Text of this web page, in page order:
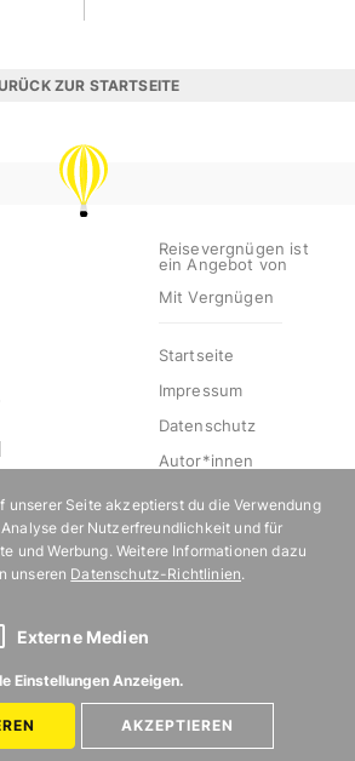
ZUR STARTSEITE
REISEVERGNÜGEN
Reisevergnügen ist
ein Angebot von
Mit Vergnügen
Startseite
Impressum
Datenschutz
Autor*innen
Mediakit
Jobs
Kontakt
unseren Newsletter!
unserer Seite akzeptierst du die Verwendung
der Nutzerfreundlichkeit und für
und Werbung. Weitere Informationen dazu
unseren Datenschutz-Richtlinien.
Externe Medien
Einstellungen Anzeigen.
AKZEPTIEREN